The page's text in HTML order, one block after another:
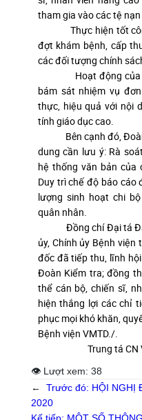
tham gia vào các tệ
Thực hiện tốt công
đợt khám bệnh, cấp
các đối tượng chính
Hoạt động của
bám sát nhiệm vụ
thực, hiệu quả với nội
tính giáo dục cao.
Bên cạnh đó, Đoàn
dung cần lưu ý: Rà
hệ thống văn bản của
Duy trì chế độ báo cáo
lượng sinh hoạt chi
quân nhân.
Đồng chí Đại tá
ủy, Chính ủy Bệnh
đốc đã tiếp thu, lĩnh
Đoàn Kiểm tra; đồng
thể cán bộ, chiến sĩ,
hiện thắng lợi các chỉ
phục mọi khó khăn,
Bệnh viện VMTD./.
Trung tá CN
👁 Lượt xem: 38
←
Trước đó: HỘI NGHỊ
2020